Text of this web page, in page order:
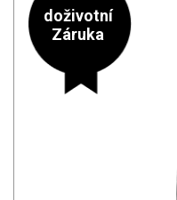
doživotní
Záruka